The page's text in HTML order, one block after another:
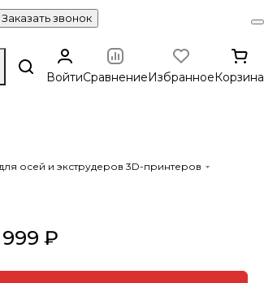
Заказать звонок
ВойтиСравнениеИзбранноеКорзина
осей и экструдеров 3D-принтеров
999 ₽